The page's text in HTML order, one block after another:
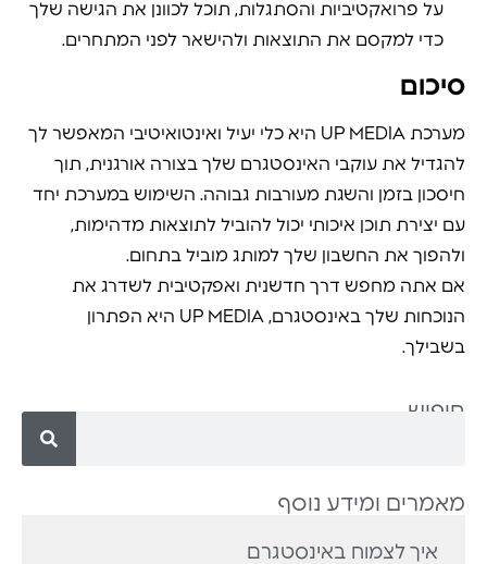
חיפוש
מאמרים ומידע נוסף
איך לצמוח באינסטגרם
על פרואקטיביות והסתגלות, תוכל לכוונן את הגישה שלך
כדי למקסם את התוצאות ולהישאר לפני המתחרים.
סיכום
מערכת UP MEDIA היא כלי יעיל ואינטואיטיבי המאפשר לך
להגדיל את עוקבי האינסטגרם שלך בצורה אורגנית, תוך
חיסכון בזמן והשגת מעורבות גבוהה. השימוש במערכת יחד
עם יצירת תוכן איכותי יכול להוביל לתוצאות מדהימות,
ולהפוך את החשבון שלך למותג מוביל בתחום.
אם אתה מחפש דרך חדשנית ואפקטיבית לשדרג את
הנוכחות שלך באינסטגרם, UP MEDIA היא הפתרון
בשבילך.